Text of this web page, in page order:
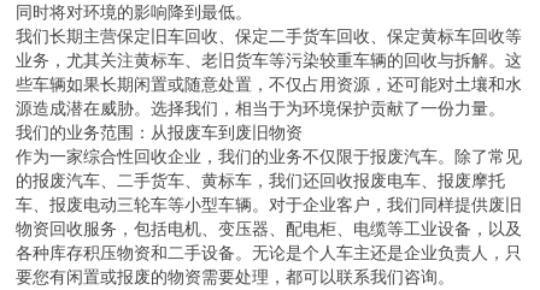
同时将对环境的影响降到最低。
我们长期主营保定旧车回收、保定二手货车回收、保定黄标车回收等
业务，尤其关注黄标车、老旧货车等污染较重车辆的回收与拆解。这
些车辆如果长期闲置或随意处置，不仅占用资源，还可能对土壤和水
源造成潜在威胁。选择我们，相当于为环境保护贡献了一份力量。
我们的业务范围：从报废车到废旧物资
作为一家综合性回收企业，我们的业务不仅限于报废汽车。除了常见
的报废汽车、二手货车、黄标车，我们还回收报废电车、报废摩托
车、报废电动三轮车等小型车辆。对于企业客户，我们同样提供废旧
物资回收服务，包括电机、变压器、配电柜、电缆等工业设备，以及
各种库存积压物资和二手设备。无论是个人车主还是企业负责人，只
要您有闲置或报废的物资需要处理，都可以联系我们咨询。